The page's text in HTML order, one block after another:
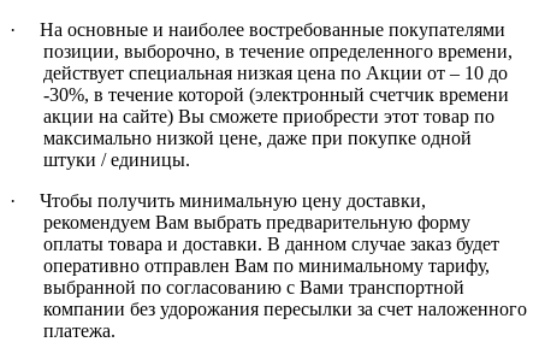
·
На основные и наиболее востребованные покупателями
позиции, выборочно, в течение определенного времени,
действует специальная низкая цена по Акции от – 10 до
-30%, в течение которой (электронный счетчик времени
акции на сайте) Вы сможете приобрести этот товар по
максимально низкой цене, даже при покупке одной
штуки / единицы.
·
Чтобы получить минимальную цену доставки,
рекомендуем Вам выбрать предварительную форму
оплаты товара и доставки. В данном случае заказ будет
оперативно отправлен Вам по минимальному тарифу,
выбранной по согласованию с Вами транспортной
компании без удорожания пересылки за счет наложенного
платежа.